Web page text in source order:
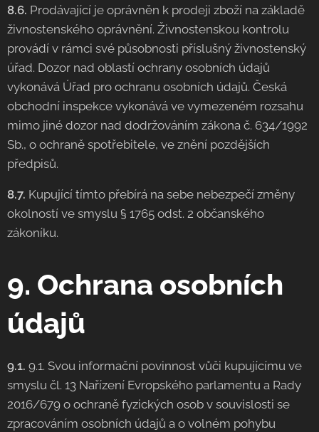
8.6. Prodávající je oprávněn k prodeji zboží na základě
živnostenského oprávnění. Živnostenskou kontrolu
provádí v rámci své působnosti příslušný živnostenský
úřad. Dozor nad oblastí ochrany osobních údajů
vykonává Úřad pro ochranu osobních údajů. Česká
obchodní inspekce vykonává ve vymezeném rozsahu
mimo jiné dozor nad dodržováním zákona č. 634/1992
Sb., o ochraně spotřebitele, ve znění pozdějších
předpisů.
8.7. Kupující tímto přebírá na sebe nebezpečí změny
okolností ve smyslu § 1765 odst. 2 občanského
zákoníku.
9. Ochrana osobních
údajů
9.1. 9.1. Svou informační povinnost vůči kupujícímu ve
smyslu čl. 13 Nařízení Evropského parlamentu a Rady
2016/679 o ochraně fyzických osob v souvislosti se
zpracováním osobních údajů a o volném pohybu